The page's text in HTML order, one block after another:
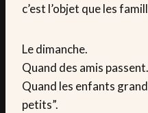
c’est l’objet que les
Le dimanche.
Quand des amis passent.
Quand les enfants
petits”.